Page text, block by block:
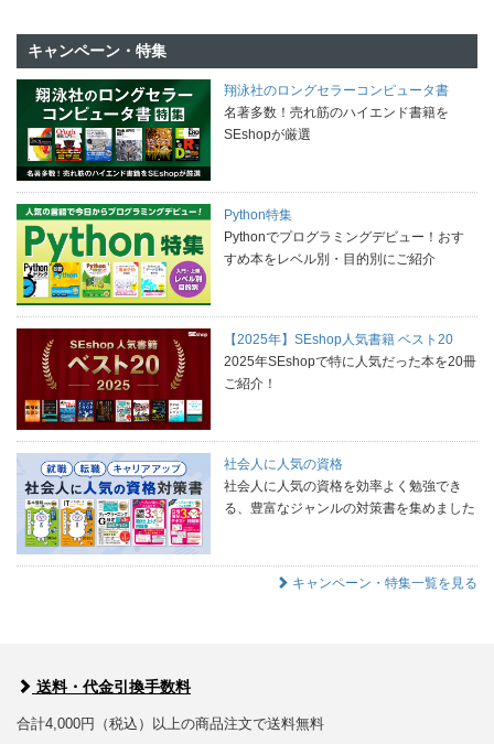
キャンペーン・特集
翔泳社のロングセラーコンピュータ書
名著多数！売れ筋のハイエンド書籍を
SEshopが厳選
Python特集
Pythonでプログラミングデビュー！おす
すめ本をレベル別・目的別にご紹介
【2025年】SEshop人気書籍 ベスト20
2025年SEshopで特に人気だった本を20冊
ご紹介！
社会人に人気の資格
社会人に人気の資格を効率よく勉強でき
る、豊富なジャンルの対策書を集めました
キャンペーン・特集一覧を見る
送料・代金引換手数料
合計4,000円（税込）以上の商品注文で送料無料